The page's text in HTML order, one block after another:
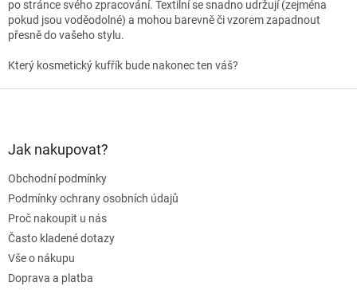
po stránce svého zpracování. Textilní se snadno udržují (zejména
pokud jsou voděodolné) a mohou barevně či vzorem zapadnout
přesně do vašeho stylu.
Který kosmetický kufřík bude nakonec ten váš?
Jak nakupovat?
Obchodní podmínky
Podmínky ochrany osobních údajů
Proč nakoupit u nás
Často kladené dotazy
Vše o nákupu
Doprava a platba